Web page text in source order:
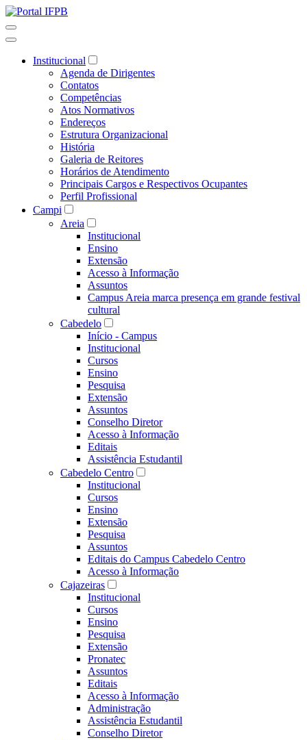
Institucional
Agenda de Dirigentes
Contatos
Competências
Atos Normativos
Endereços
Estrutura Organizacional
História
Galeria de Reitores
Horários de Atendimento
Principais Cargos e Respectivos Ocupantes
Perfil Profissional
Campi
Areia
Institucional
Ensino
Extensão
Acesso à Informação
Assuntos
Campus Areia marca presença em grande festival
cultural
Cabedelo
Início - Campus
Institucional
Cursos
Ensino
Pesquisa
Extensão
Assuntos
Conselho Diretor
Acesso à Informação
Editais
Assistência Estudantil
Cabedelo Centro
Institucional
Cursos
Ensino
Extensão
Pesquisa
Assuntos
Editais do Campus Cabedelo Centro
Acesso à Informação
Cajazeiras
Institucional
Cursos
Ensino
Pesquisa
Extensão
Pronatec
Assuntos
Editais
Acesso à Informação
Administração
Assistência Estudantil
Conselho Diretor